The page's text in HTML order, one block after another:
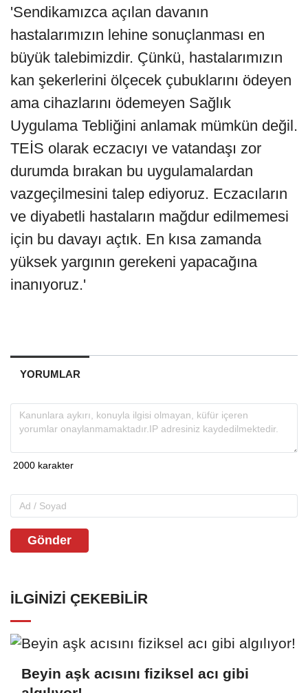
'Sendikamızca açılan davanın
hastalarımızın lehine sonuçlanması en
büyük talebimizdir. Çünkü, hastalarımızın
kan şekerlerini ölçecek çubuklarını ödeyen
ama cihazlarını ödemeyen Sağlık
Uygulama Tebliğini anlamak mümkün değil.
TEİS olarak eczacıyı ve vatandaşı zor
durumda bırakan bu uygulamalardan
vazgeçilmesini talep ediyoruz. Eczacıların
ve diyabetli hastaların mağdur edilmemesi
için bu davayı açtık. En kısa zamanda
yüksek yargının gerekeni yapacağına
inanıyoruz.'
YORUMLAR
Gönder
İLGINIZI ÇEKEBILIR
Beyin aşk acısını fiziksel acı gibi